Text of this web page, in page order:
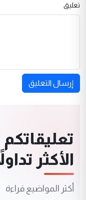
تعليق
إرسال التعليق
الأكثر
أكثر المواضيع قراءة